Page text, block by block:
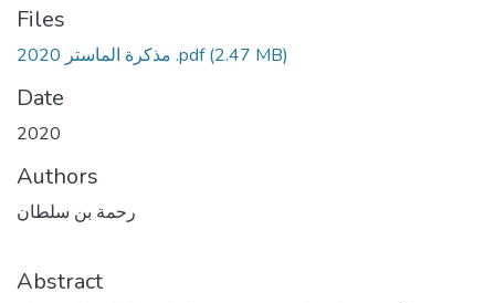
Files
مذكرة الماستر 2020 .pdf (2.47 MB)
Date
2020
Authors
رحمة بن سلطان
Abstract